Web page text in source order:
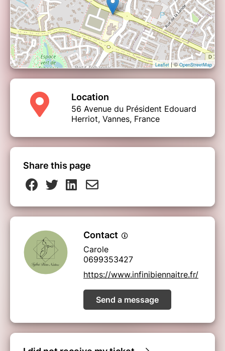
Leaflet | ©OpenStreetMap
Location
56 Avenue du Président Edouard
Herriot, Vannes, France
Share this page
Contact
Carole
0699353427
https://www.infinibiennaitre.fr/
Send a message